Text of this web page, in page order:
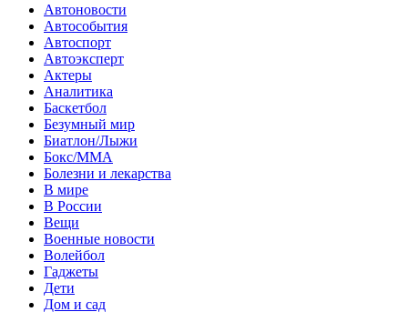
Автоновости
Автособытия
Автоспорт
Автоэксперт
Актеры
Аналитика
Баскетбол
Безумный мир
Биатлон/Лыжи
Бокс/MMA
Болезни и лекарства
В мире
В России
Вещи
Военные новости
Волейбол
Гаджеты
Дети
Дом и сад